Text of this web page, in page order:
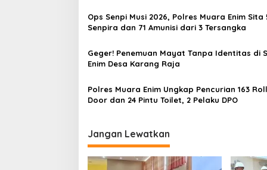
i
o
s
Ops Senpi Musi 2026, Polres Muara Enim Sita
Senpira dan 71 Amunisi dari 3 Tersangka
Geger! Penemuan Mayat Tanpa Identitas di
Enim Desa Karang Raja
Polres Muara Enim Ungkap Pencurian 163
Door dan 24 Pintu Toilet, 2 Pelaku DPO
Jangan Lewatkan